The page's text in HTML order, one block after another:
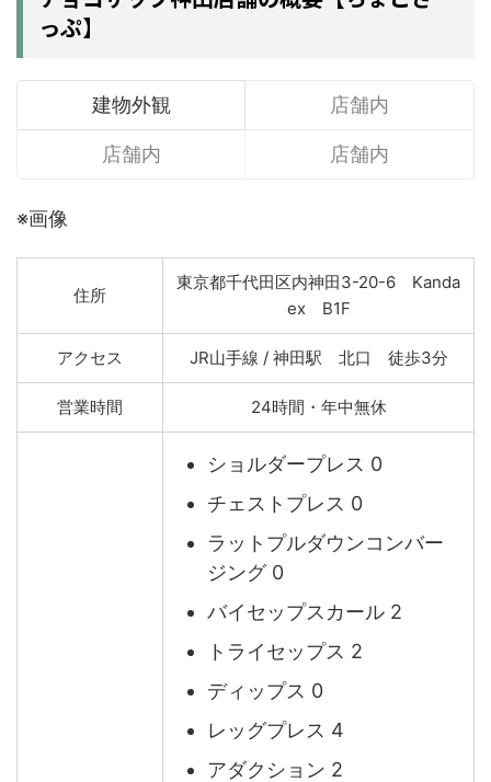
っぷ】
建物外観 店舗内
店舗内 店舗内
※画像
住所
東京都千代田区内神田3-20-6 Kanda
ex B1F
アクセス JR山手線 / 神田駅 北口 徒歩3分
営業時間 24時間・年中無休
ショルダープレス 0
チェストプレス 0
ラットプルダウンコンバー
ジング 0
バイセップスカール 2
トライセップス 2
ディップス 0
レッグプレス 4
アダクション 2